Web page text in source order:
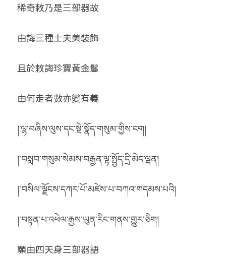
稀奇敕乃是三部器故
由誨三種士夫美裝飾
且於敕誨珍寶黃金鬘
由何走者數亦變有義
།་ལྷ་བཞིས་ལུས་དང་སྡེ་སྣོད་གསུམ་གྱིས་ངག།
།་བསླབ་གསུམ་སེམས་བརྒྱན་ལྟ་སྤྱོད་དྲི་མེད་ལྡན།
།་བསིལ་ལྗོངས་དཀར་པོ་མཛེས་པ་བཀའ་གདམས་པའི།
།་བསྟན་པ་འཕེལ་རྒྱས་ཡུན་རིང་གནས་གྱུར་ཅིག།
願由四天身三部器語